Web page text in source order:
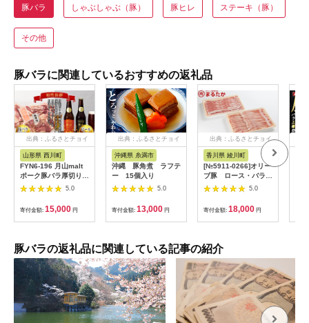
豚バラ しゃぶしゃぶ（豚） 豚ヒレ ステーキ（豚）
その他
豚バラに関連しているおすすめの返礼品
出典：ふるさとチョイ
ス
山形県 西川町
FYN6-196 月山malt
ポーク豚バラ厚切り焼
肉用と月山ビールセッ
ト 詰め合わせ 詰合せ
山形県 西川町
5.0
寄付金額: 15,000 円
出典：ふるさとチョイ
ス
沖縄県 糸満市
沖縄 豚角煮 ラフテ
ー 15個入り
5.0
寄付金額: 13,000 円
出典：ふるさとチョイ
香川県 綾川町
[№5911-0266]オリー
ブ豚 ロース・バラし
ゃぶしゃぶセット
5.0
寄付金額: 18,000 円
豚バラの返礼品に関連している記事の紹介